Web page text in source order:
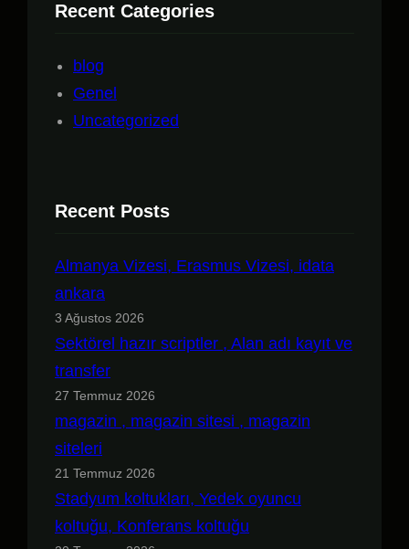
Recent Categories
blog
Genel
Uncategorized
Recent Posts
Almanya Vizesi, Erasmus Vizesi, idata
ankara
3 Ağustos 2026
Sektörel hazır scriptler , Alan adı kayıt ve
transfer
27 Temmuz 2026
magazin , magazin sitesi , magazin
siteleri
21 Temmuz 2026
Stadyum koltukları, Yedek oyuncu
koltuğu, Konferans koltuğu